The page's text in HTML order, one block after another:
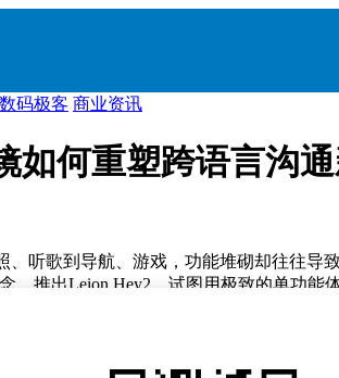
数码极客 商业资讯
如何重塑跨语言沟
、听歌到导航、游戏，功能堆砌却往往
推出Leion Hey2，试图用极致的单功能